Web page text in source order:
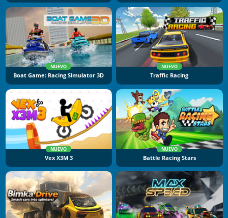
NUEVO
Boat Game: Racing Simulator 3D
NUEVO
Traffic Racing
NUEVO
Vex X3M 3
NUEVO
Battle Racing Stars